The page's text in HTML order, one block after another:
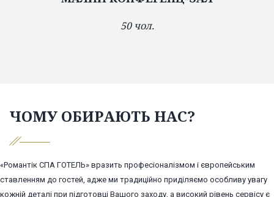
50 чол.
ЧОМУ ОБИРАЮТЬ НАС?
«Романтік СПА ГОТЕЛЬ» вразить професіоналізмом і європейським
ставленням до гостей, адже ми традиційно приділяємо особливу увагу
кожній деталі при підготовці Вашого заходу, а високий рівень сервісу є